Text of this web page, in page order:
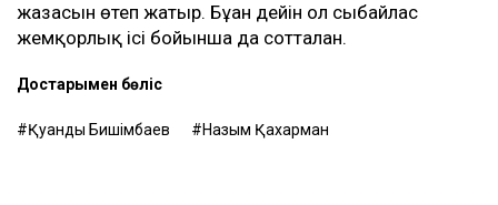
жазасын өтеп жатыр. Бұған дейін ол сыбайлас
жемқорлық ісі бойынша да сотталған.
Достарыңмен бөліс
Қуандық Бишімбаев Назым Қахарман